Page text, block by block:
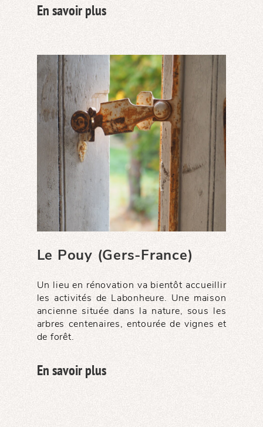
En savoir plus
Le Pouy (Gers-France)
Un lieu en rénovation va bientôt accueillir
les activités de Labonheure. Une maison
ancienne située dans la nature, sous les
arbres centenaires, entourée de vignes et
de forêt.
En savoir plus